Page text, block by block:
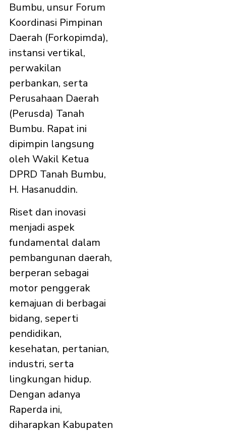
Bumbu, unsur Forum
Koordinasi Pimpinan
Daerah (Forkopimda),
instansi vertikal,
perwakilan
perbankan, serta
Perusahaan Daerah
(Perusda) Tanah
Bumbu. Rapat ini
dipimpin langsung
oleh Wakil Ketua
DPRD Tanah Bumbu,
H. Hasanuddin.
Riset dan inovasi
menjadi aspek
fundamental dalam
pembangunan daerah,
berperan sebagai
motor penggerak
kemajuan di berbagai
bidang, seperti
pendidikan,
kesehatan, pertanian,
industri, serta
lingkungan hidup.
Dengan adanya
Raperda ini,
diharapkan Kabupaten